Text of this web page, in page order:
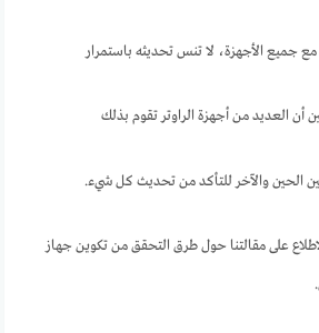
جميع الأجهزة، لا تنس تحديثه باستمرار
أن العديد من أجهزة الراوتر تقوم بذلك
الحين والآخر للتأكد من تحديث كل شيء.
على مقالتنا حول طرق التحقق من تكوين جهاز